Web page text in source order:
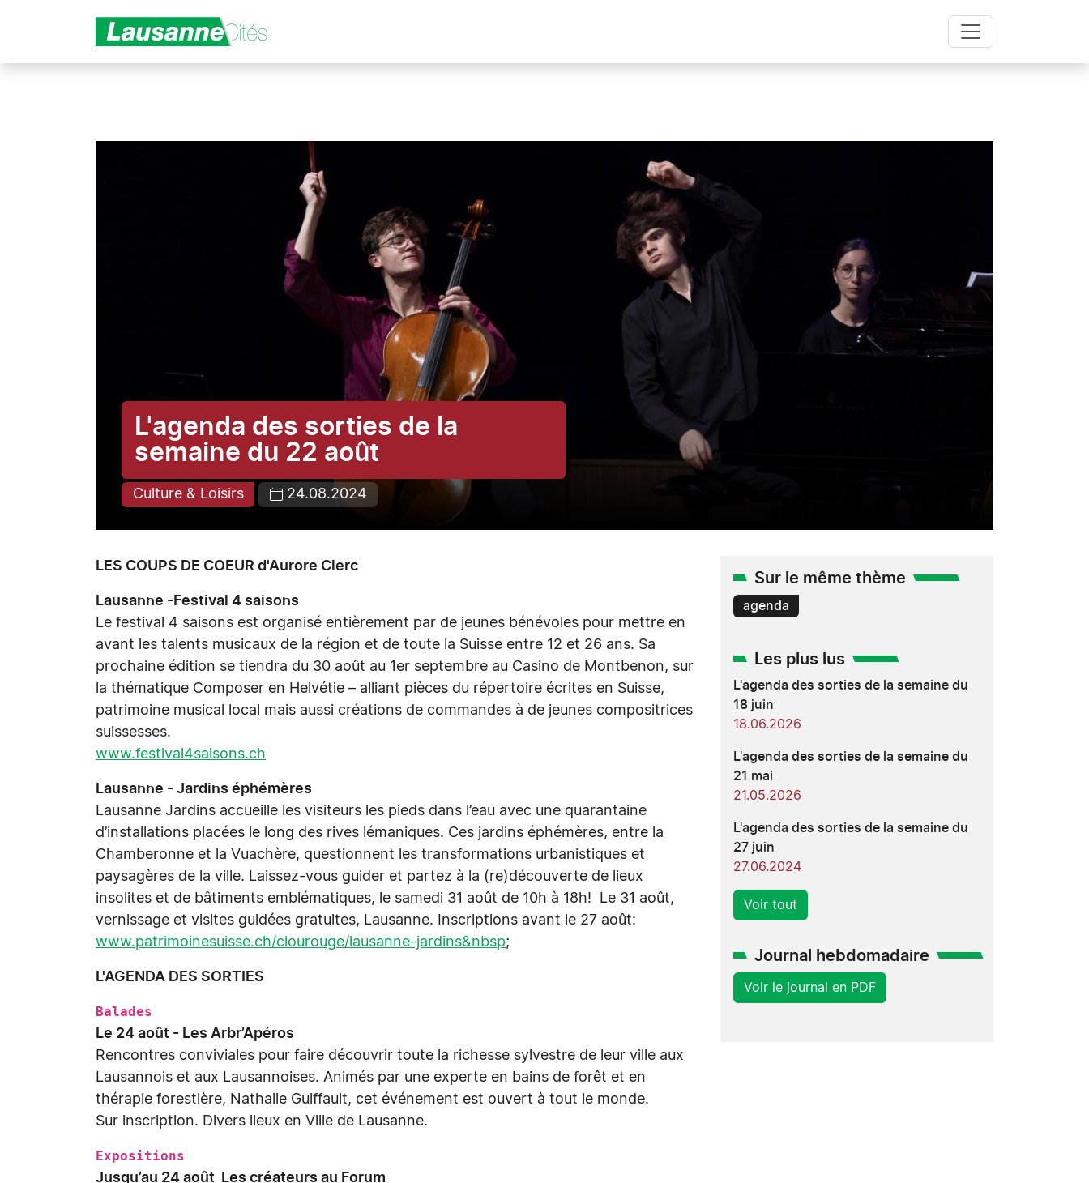
L'agenda des sorties de la
semaine du 22 août
Culture & Loisirs 24.08.2024
LES COUPS DE COEUR d'Aurore Clerc
Lausanne -Festival 4 saisons
Le festival 4 saisons est organisé entièrement par de jeunes bénévoles pour mettre en
avant les talents musicaux de la région et de toute la Suisse entre 12 et 26 ans. Sa
prochaine édition se tiendra du 30 août au 1er septembre au Casino de Montbenon, sur
la thématique Composer en Helvétie – alliant pièces du répertoire écrites en Suisse,
patrimoine musical local mais aussi créations de commandes à de jeunes compositrices
suissesses.
www.festival4saisons.ch
Lausanne - Jardins éphémères
Lausanne Jardins accueille les visiteurs les pieds dans l’eau avec une quarantaine
d’installations placées le long des rives lémaniques. Ces jardins éphémères, entre la
Chamberonne et la Vuachère, questionnent les transformations urbanistiques et
paysagères de la ville. Laissez-vous guider et partez à la (re)découverte de lieux
insolites et de bâtiments emblématiques, le samedi 31 août de 10h à 18h! Le 31 août,
vernissage et visites guidées gratuites, Lausanne. Inscriptions avant le 27 août:
www.patrimoinesuisse.ch/clourouge/lausanne-jardins&nbsp;
L'AGENDA DES SORTIES
Balades
Le 24 août - Les Arbr’Apéros
Rencontres conviviales pour faire découvrir toute la richesse sylvestre de leur ville aux
Lausannois et aux Lausannoises. Animés par une experte en bains de forêt et en
thérapie forestière, Nathalie Guiffault, cet événement est ouvert à tout le monde.
Sur inscription. Divers lieux en Ville de Lausanne.
Expositions
Jusqu’au 24 août Les créateurs au Forum
Sur le même thème
agenda
Les plus lus
L'agenda des sorties de la semaine du
18 juin
18.06.2026
L'agenda des sorties de la semaine du
21 mai
21.05.2026
L'agenda des sorties de la semaine du
27 juin
27.06.2024
Voir tout
Journal hebdomadaire
Voir le journal en PDF